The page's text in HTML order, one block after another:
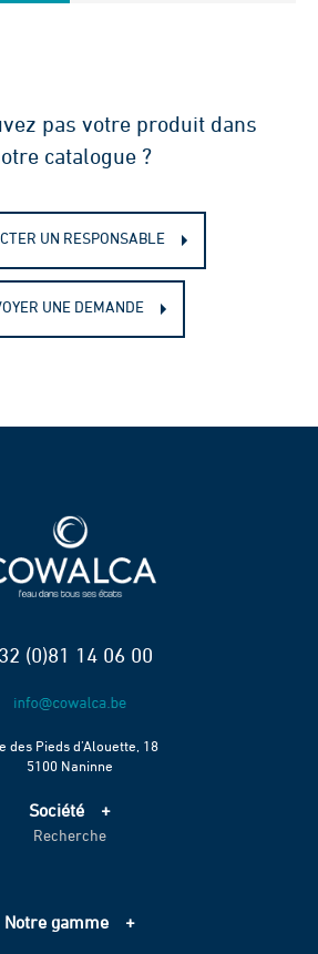
pas votre produit dans
catalogue ?
UN RESPONSABLE
UNE DEMANDE
(0)81 14 06 00
des Pieds d’Alouette, 18
5100 Naninne
Société
Accueil
de performance CO2
Recherche
Notre gamme